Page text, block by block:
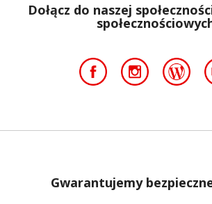
Dołącz do naszej
Gwarantujemy